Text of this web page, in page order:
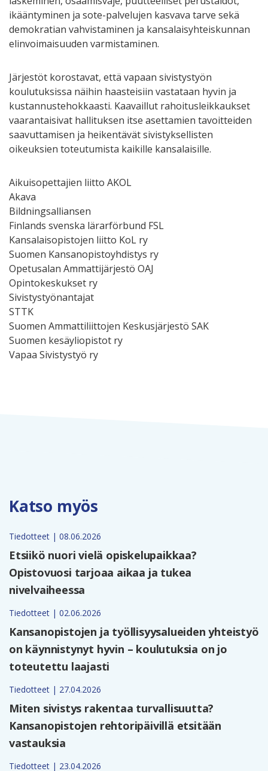
ikääntyminen ja sote-palvelujen kasvava tarve sekä
demokratian vahvistaminen ja kansalaisyhteiskunnan
elinvoimaisuuden varmistaminen.
Järjestöt korostavat, että vapaan sivistystyön
koulutuksissa näihin haasteisiin vastataan hyvin ja
kustannustehokkaasti. Kaavaillut rahoitusleikkaukset
vaarantaisivat hallituksen itse asettamien tavoitteiden
saavuttamisen ja heikentävät sivistyksellisten
oikeuksien toteutumista kaikille kansalaisille.
Aikuisopettajien liitto AKOL
Akava
Bildningsalliansen
Finlands svenska lärarförbund FSL
Kansalaisopistojen liitto KoL ry
Suomen Kansanopistoyhdistys ry
Opetusalan Ammattijärjestö OAJ
Opintokeskukset ry
Sivistystyönantajat
STTK
Suomen Ammattiliittojen Keskusjärjestö SAK
Suomen kesäyliopistot ry
Vapaa Sivistystyö ry
Katso myös
Tiedotteet | 08.06.2026
Etsiikö nuori vielä opiskelupaikkaa?
Opistovuosi tarjoaa aikaa ja tukea
nivelvaiheessa
Tiedotteet | 02.06.2026
Kansanopistojen ja työllisyysalueiden yhteistyö
on käynnistynyt hyvin – koulutuksia on jo
toteutettu laajasti
Tiedotteet | 27.04.2026
Miten sivistys rakentaa turvallisuutta?
Kansanopistojen rehtoripäivillä etsitään
vastauksia
Tiedotteet | 23.04.2026